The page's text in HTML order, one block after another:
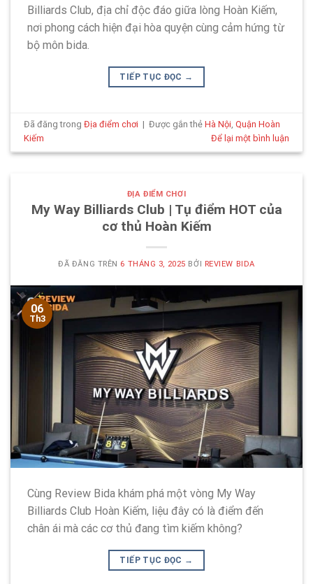
Billiards Club, địa chỉ độc đáo giữa lòng Hoàn Kiếm,
nơi phong cách hiện đại hòa quyện cùng cảm hứng từ
bộ môn bida.
TIẾP TỤC ĐỌC →
Đã đăng trongĐịa điểm chơi | Được gắn thẻHà Nội ,Quận Hoàn
Kiếm
Để lại một bình luận
ĐỊA ĐIỂM CHƠI
My Way Billiards Club | Tụ điểm HOT của
cơ thủ Hoàn Kiếm
ĐÃ ĐĂNG TRÊN 6 THÁNG 3, 2025 BỞI REVIEW BIDA
06
Th3
Cùng Review Bida khám phá một vòng My Way
Billiards Club Hoàn Kiếm, liệu đây có là điểm đến
chân ái mà các cơ thủ đang tìm kiếm không?
TIẾP TỤC ĐỌC →